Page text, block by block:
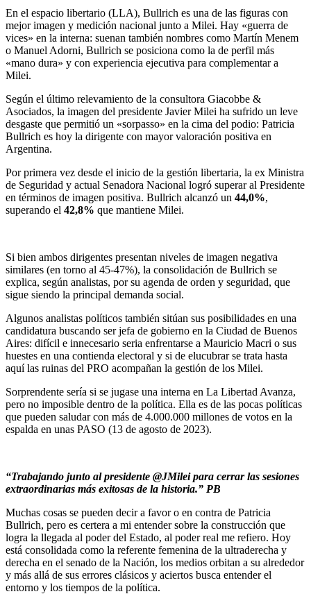
En el espacio libertario (LLA), Bullrich es una de las figuras con
mejor imagen y medición nacional junto a Milei. Hay «guerra de
vices» en la interna: suenan también nombres como Martín Menem
o Manuel Adorni, Bullrich se posiciona como la de perfil más
«mano dura» y con experiencia ejecutiva para complementar a
Milei.
Según el último relevamiento de la consultora Giacobbe &
Asociados, la imagen del presidente Javier Milei ha sufrido un leve
desgaste que permitió un «sorpasso» en la cima del podio: Patricia
Bullrich es hoy la dirigente con mayor valoración positiva en
Argentina.
Por primera vez desde el inicio de la gestión libertaria, la ex Ministra
de Seguridad y actual Senadora Nacional logró superar al Presidente
en términos de imagen positiva. Bullrich alcanzó un 44,0%,
superando el 42,8% que mantiene Milei.
Si bien ambos dirigentes presentan niveles de imagen negativa
similares (en torno al 45-47%), la consolidación de Bullrich se
explica, según analistas, por su agenda de orden y seguridad, que
sigue siendo la principal demanda social.
Algunos analistas políticos también sitúan sus posibilidades en una
candidatura buscando ser jefa de gobierno en la Ciudad de Buenos
Aires: difícil e innecesario seria enfrentarse a Mauricio Macri o sus
huestes en una contienda electoral y si de elucubrar se trata hasta
aquí las ruinas del PRO acompañan la gestión de los Milei.
Sorprendente sería si se jugase una interna en La Libertad Avanza,
pero no imposible dentro de la política. Ella es de las pocas políticas
que pueden saludar con más de 4.000.000 millones de votos en la
espalda en unas PASO (13 de agosto de 2023).
“Trabajando junto al presidente @JMilei para cerrar las sesiones
extraordinarias más exitosas de la historia.” PB
Muchas cosas se pueden decir a favor o en contra de Patricia
Bullrich, pero es certera a mi entender sobre la construcción que
logra la llegada al poder del Estado, al poder real me refiero. Hoy
está consolidada como la referente femenina de la ultraderecha y
derecha en el senado de la Nación, los medios orbitan a su alrededor
y más allá de sus errores clásicos y aciertos busca entender el
entorno y los tiempos de la política.